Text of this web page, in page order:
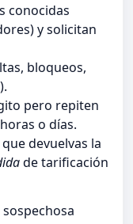
conocidas
y solicitan
bloqueos,
pero repiten
o días.
devuelvas la
de tarificación